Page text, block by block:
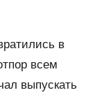
в
всем
выпускать